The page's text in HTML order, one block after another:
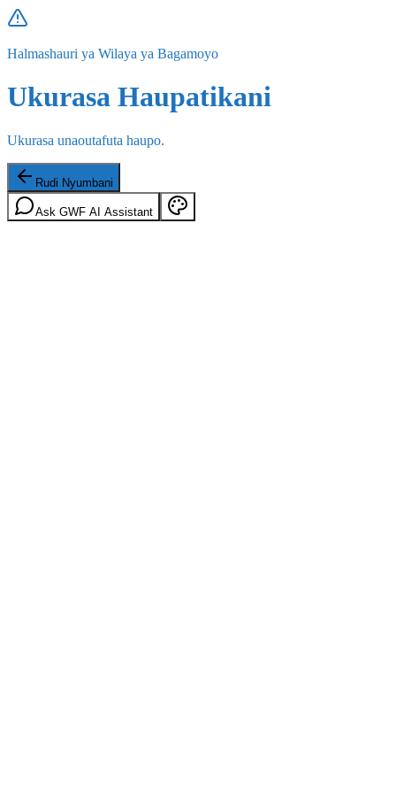
Halmashauri ya Wilaya ya Bagamoyo
Ukurasa Haupatikani
Ukurasa unaoutafuta haupo.
Rudi Nyumbani
Ask GWF AI Assistant